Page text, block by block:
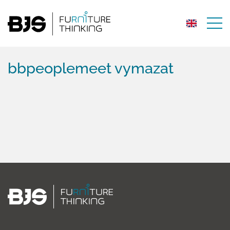
bbpeoplemeet vymazat